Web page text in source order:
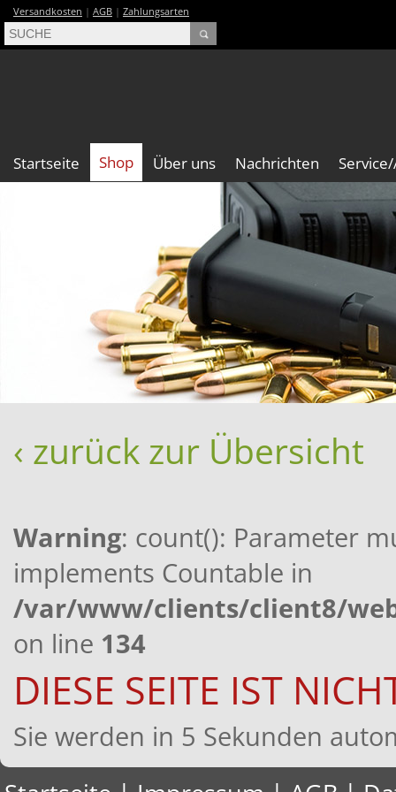
Versandkosten | AGB | Zahlungsarten
Startseite Shop Über uns Nachrichten
‹ zurück zur Übersicht
Warning: count(): Parameter
implements Countable in
/var/www/clients/client8/
on line 134
DIESE SEITE IST
Sie werden in 5 Sekunden